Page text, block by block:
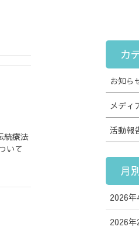
統療法
いて
カ
お知ら
メディ
活動報
月
2026年
2026年